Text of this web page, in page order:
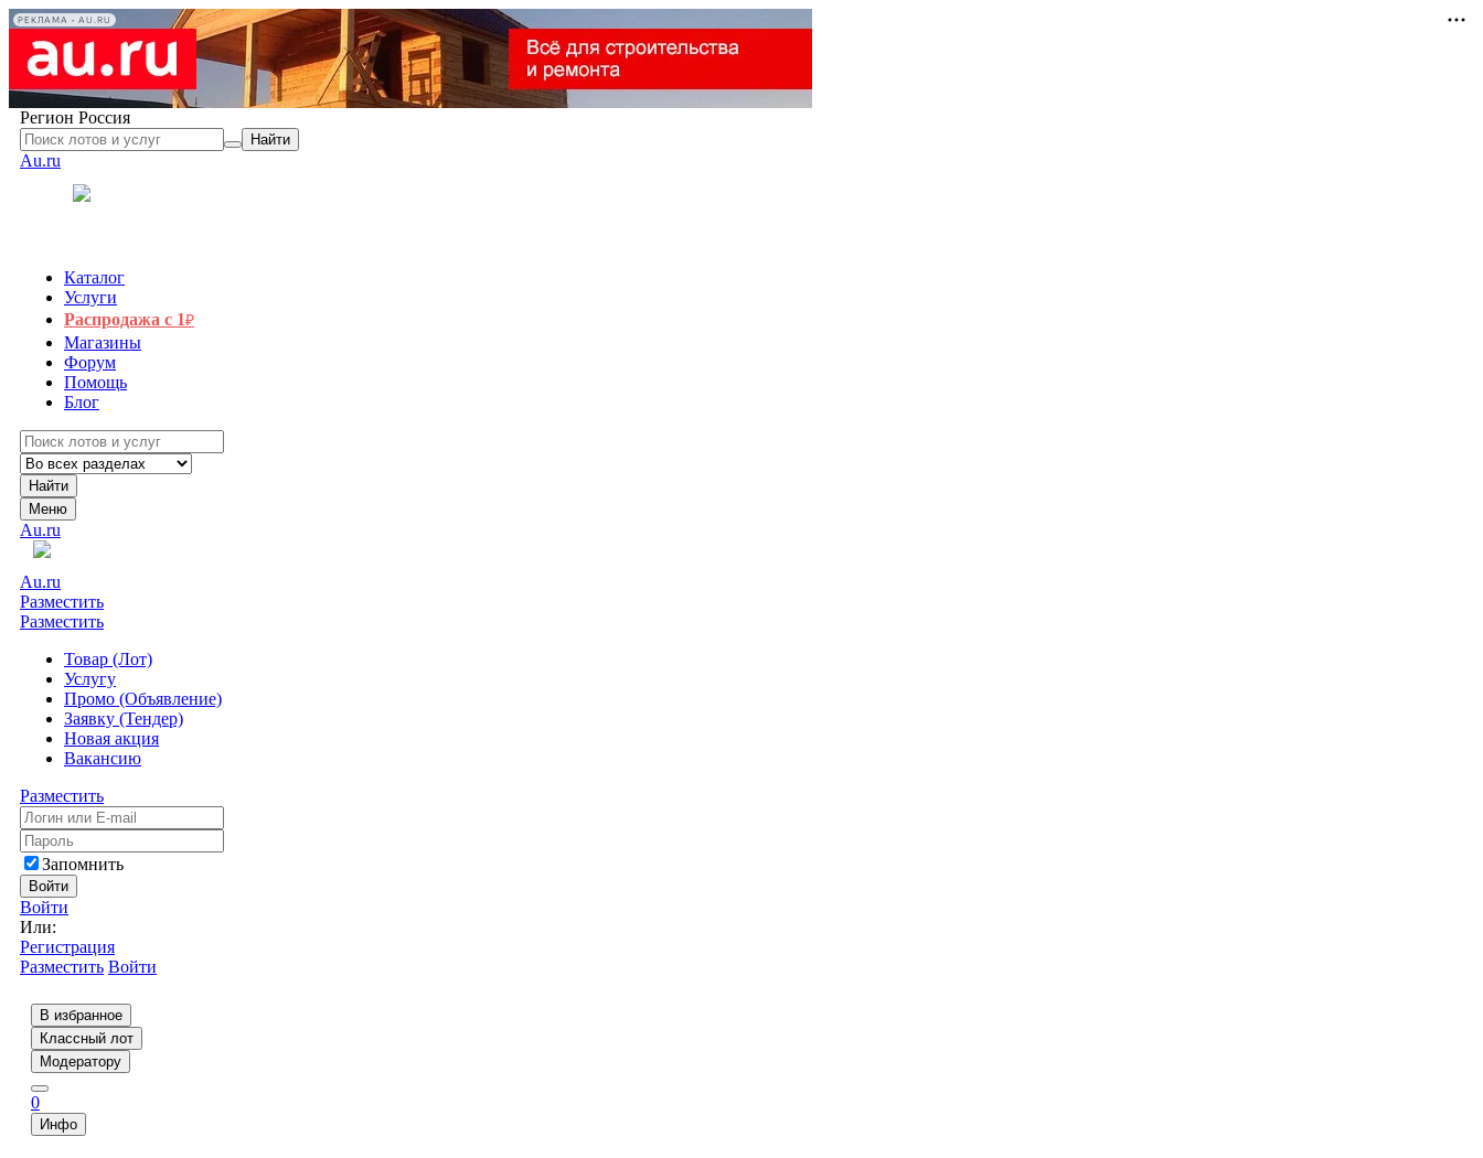
РЕКЛАМА • AU.RU
Регион Россия
Найти
Au.ru
Каталог
Услуги
Распродажа с 1₽
Магазины
Форум
Помощь
Блог
Найти
Меню
Au.ru
Au.ru
Разместить
Разместить
Товар (Лот)
Услугу
Промо (Объявление)
Заявку (Тендер)
Новая акция
Вакансию
Разместить
Запомнить
Войти
Войти
Или:
Регистрация
Разместить Войти
В избранное
Классный лот
Модератору
0
Инфо